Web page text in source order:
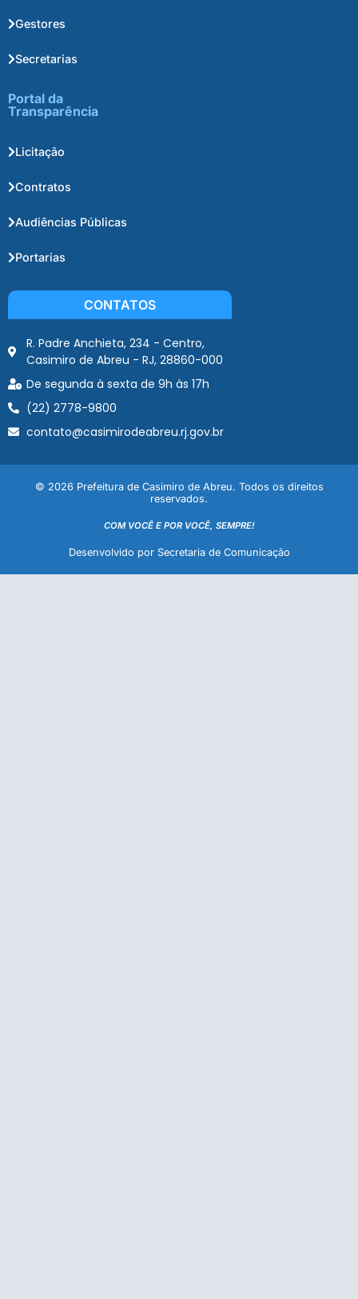
Gestores
Secretarias
Portal da
Transparência
Licitação
Contratos
Audiências Públicas
Portarias
CONTATOS
R. Padre Anchieta, 234 - Centro,
Casimiro de Abreu - RJ, 28860-000
De segunda à sexta de 9h às 17h
(22) 2778-9800
contato@casimirodeabreu.rj.gov.br
© 2026 Prefeitura de Casimiro de Abreu. Todos os direitos
reservados.
COM VOCÊ E POR VOCÊ, SEMPRE!
Desenvolvido por Secretaria de Comunicação